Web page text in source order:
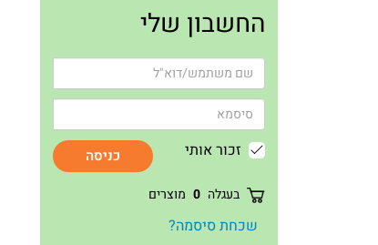
החשבון שלי
זכור אותי כניסה
בעגלה 0 מוצרים
שכחת סיסמה?